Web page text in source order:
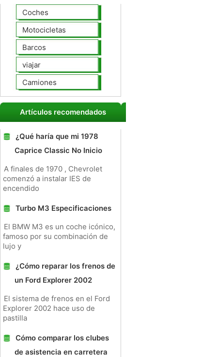
Coches
Motocicletas
Barcos
viajar
Camiones
Artículos recomendados
¿Qué haría que mi 1978
Caprice Classic No Inicio
A finales de 1970 , Chevrolet
comenzó a instalar IES de
encendido
Turbo M3 Especificaciones
El BMW M3 es un coche icónico,
famoso por su combinación de
lujo y
¿Cómo reparar los frenos de
un Ford Explorer 2002
El sistema de frenos en el Ford
Explorer 2002 hace uso de
pastilla
Cómo comparar los clubes
de asistencia en carretera